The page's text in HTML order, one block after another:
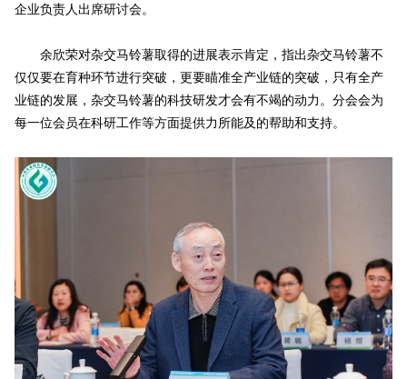
企业负责人出席研讨会。
余欣荣对杂交马铃薯取得的进展表示肯定，指出杂交马铃薯不
仅仅要在育种环节进行突破，更要瞄准全产业链的突破，只有全产
业链的发展，杂交马铃薯的科技研发才会有不竭的动力。分会会为
每一位会员在科研工作等方面提供力所能及的帮助和支持。